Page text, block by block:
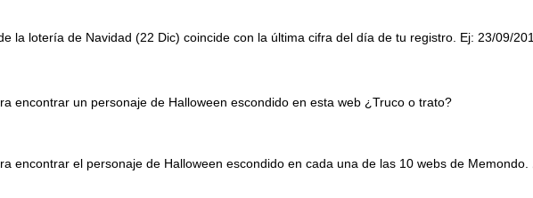
la lotería de Navidad (22 Dic) coincide con la última cifra del día de tu registro. Ej: 23/09/
encontrar un personaje de Halloween escondido en esta web ¿Truco o trato?
encontrar el personaje de Halloween escondido en cada una de las 10 webs de Memondo.